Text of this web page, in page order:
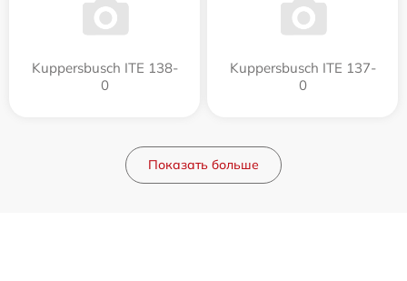
Kuppersbusch ITE 138-
0
Kuppersbusch ITE 137-
0
Показать больше